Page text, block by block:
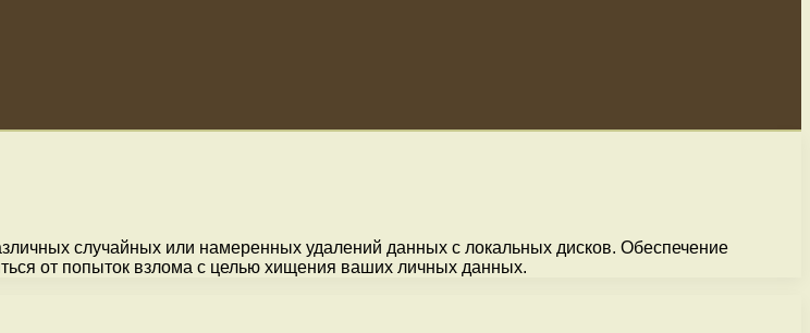
случайных или намеренных удалений данных с локальных дисков. Обеспечение
от попыток взлома с целью хищения ваших личных данных.